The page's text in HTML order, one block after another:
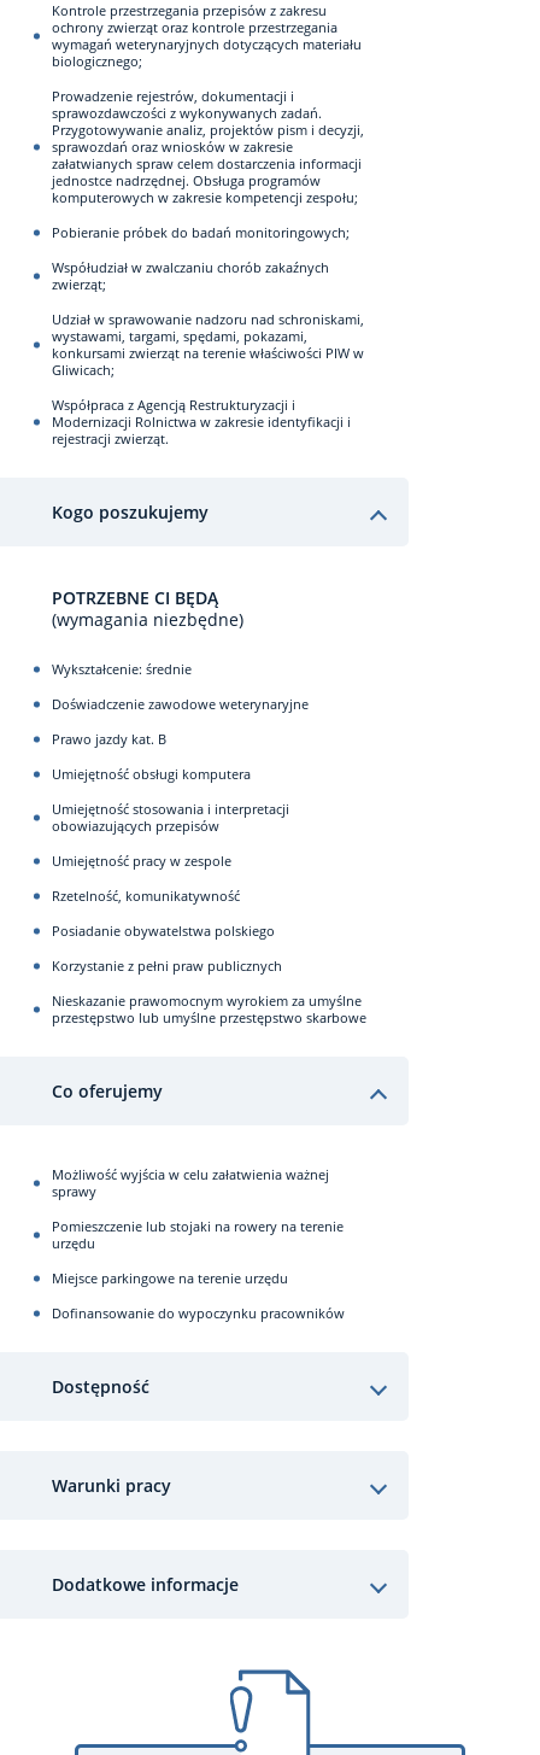
Kontrole przestrzegania przepisów z zakresu
ochrony zwierząt oraz kontrole przestrzegania
wymagań weterynaryjnych dotyczących materiału
biologicznego;
Prowadzenie rejestrów, dokumentacji i
sprawozdawczości z wykonywanych zadań.
Przygotowywanie analiz, projektów pism i decyzji,
sprawozdań oraz wniosków w zakresie
załatwianych spraw celem dostarczenia informacji
jednostce nadrzędnej. Obsługa programów
komputerowych w zakresie kompetencji zespołu;
Pobieranie próbek do badań monitoringowych;
Współudział w zwalczaniu chorób zakaźnych
zwierząt;
Udział w sprawowanie nadzoru nad schroniskami,
wystawami, targami, spędami, pokazami,
konkursami zwierząt na terenie właściwości PIW w
Gliwicach;
Współpraca z Agencją Restrukturyzacji i
Modernizacji Rolnictwa w zakresie identyfikacji i
rejestracji zwierząt.
Kogo poszukujemy
POTRZEBNE CI BĘDĄ
(wymagania niezbędne)
Wykształcenie: średnie
Doświadczenie zawodowe weterynaryjne
Prawo jazdy kat. B
Umiejętność obsługi komputera
Umiejętność stosowania i interpretacji
obowiazujących przepisów
Umiejętność pracy w zespole
Rzetelność, komunikatywność
Posiadanie obywatelstwa polskiego
Korzystanie z pełni praw publicznych
Nieskazanie prawomocnym wyrokiem za umyślne
przestępstwo lub umyślne przestępstwo skarbowe
Co oferujemy
Możliwość wyjścia w celu załatwienia ważnej
sprawy
Pomieszczenie lub stojaki na rowery na terenie
urzędu
Miejsce parkingowe na terenie urzędu
Dofinansowanie do wypoczynku pracowników
Dostępność
Warunki pracy
Dodatkowe informacje